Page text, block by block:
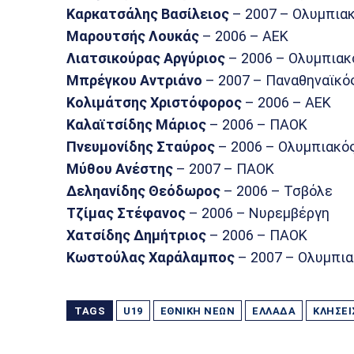
Καρκατσάλης Βασίλειος – 2007 –
Μαρουτσής Λουκάς – 2006 – ΑΕΚ
Λιατσικούρας Αργύριος – 2006 –
Μπρέγκου Αντριάνο – 2007 –
Κολιμάτσης Χριστόφορος – 2006 – ΑΕΚ
Καλαϊτσίδης Μάριος – 2006 – ΠΑΟΚ
Πνευμονίδης Σταύρος – 2006 –
Μύθου Ανέστης – 2007 – ΠΑΟΚ
Δεληανίδης Θεόδωρος – 2006 – Τσβόλε
Τζίμας Στέφανος – 2006 – Νυρεμβέργη
Χατσίδης Δημήτριος – 2006 – ΠΑΟΚ
Κωστούλας Χαράλαμπος – 2007 –
TAGS U19 ΕΘΝΙΚΉ ΝΈΩΝ ΕΛΛΆΔΑ